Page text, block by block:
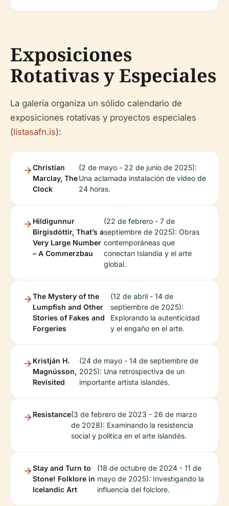
Exposiciones
Rotativas y Especiales
La galería organiza un sólido calendario de
exposiciones rotativas y proyectos especiales
(listasafn.is):
Christian
Marclay, The
Clock
(2 de mayo - 22 de junio de 2025):
Una aclamada instalación de video de
24 horas.
Hildigunnur
Birgisdóttir, That’s a
Very Large Number
– A Commerzbau
(22 de febrero - 7 de
septiembre de 2025): Obras
contemporáneas que
conectan Islandia y el arte
global.
The Mystery of the
Lumpfish and Other
Stories of Fakes and
Forgeries
(12 de abril - 14 de
septiembre de 2025):
Explorando la autenticidad
y el engaño en el arte.
Kristján H.
Magnússon,
Revisited
(24 de mayo - 14 de septiembre de
2025): Una retrospectiva de un
importante artista islandés.
Resistance(3 de febrero de 2023 - 26 de marzo
de 2028): Examinando la resistencia
social y política en el arte islandés.
Stay and Turn to
Stone! Folklore in
Icelandic Art
(18 de octubre de 2024 - 11 de
mayo de 2025): Investigando la
influencia del folclore.